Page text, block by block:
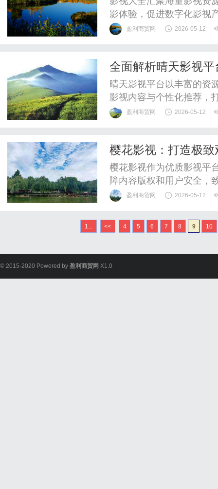
影体验，促进数字化影视
盈利商贸网 2026-05-12
全面解析晴天影视
晴天影视平台以丰富的资
影视内容与个性化推荐，
爱。盈利商贸网 2026-05-12
樱花影视：打造极
樱花影视作为优质影视平
障内容版权和用户安全，
喜爱。盈利商贸网 2026-05-12
1... << 4 5 6 7 8 9 10
© 2015-2020 Powered by 盈利商贸网 X1.0